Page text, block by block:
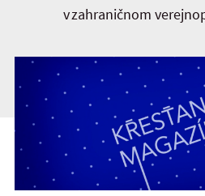
v zahraničnom